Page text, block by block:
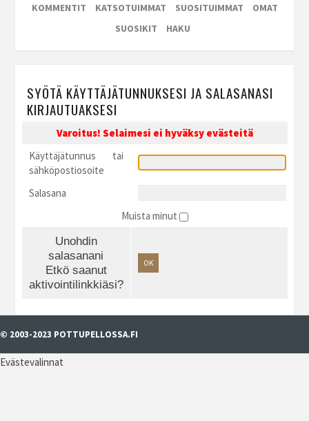
KOMMENTIT
KATSOTUIMMAT SUOSITUIMMAT
OMAT
SUOSIKIT
HAKU
SYÖTÄ KÄYTTÄJÄTUNNUKSESI JA SALASANASI
KIRJAUTUAKSESI
Varoitus! Selaimesi ei hyväksy evästeitä
Käyttäjätunnus tai
sähköpostiosoite
Salasana
Muista minut
Unohdin
salasanani
Etkö saanut
aktivointilinkkiäsi?
OK
© 2003-2023 POTTUPELLOSSA.FI
Evästevalinnat